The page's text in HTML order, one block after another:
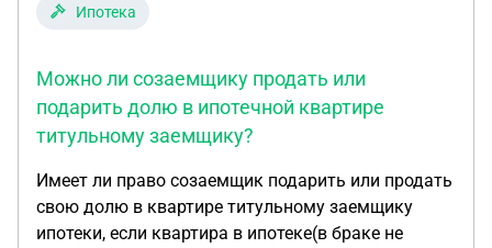
Ипотека
Можно ли созаемщику продать или
подарить долю в ипотечной квартире
титульному заемщику?
Имеет ли право созаемщик подарить или продать
свою долю в квартире титульному заемщику
ипотеки, если квартира в ипотеке(в браке не